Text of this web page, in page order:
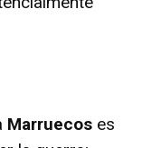
Marruecos es